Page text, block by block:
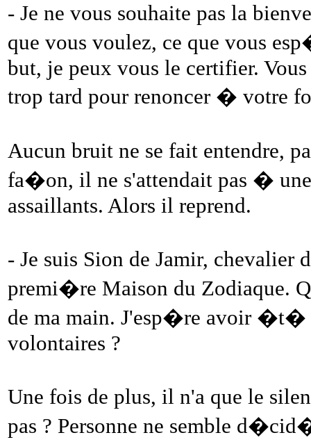
- Je ne vous souhaite pas la
que vous voulez, ce que vous
but, je peux vous le certifier.
trop tard pour renoncer � votre
Aucun bruit ne se fait entendre,
fa�on, il ne s'attendait pas �
assaillants. Alors il reprend.
- Je suis Sion de Jamir,
premi�re Maison du Zodiaque.
de ma main. J'esp�re avoir �t�
volontaires ?
Une fois de plus, il n'a que le
pas ? Personne ne semble